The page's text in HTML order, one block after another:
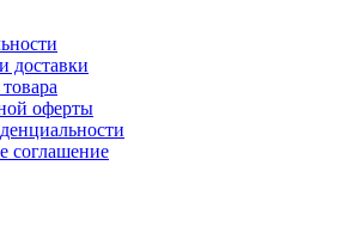
доставки
оферты
соглашение